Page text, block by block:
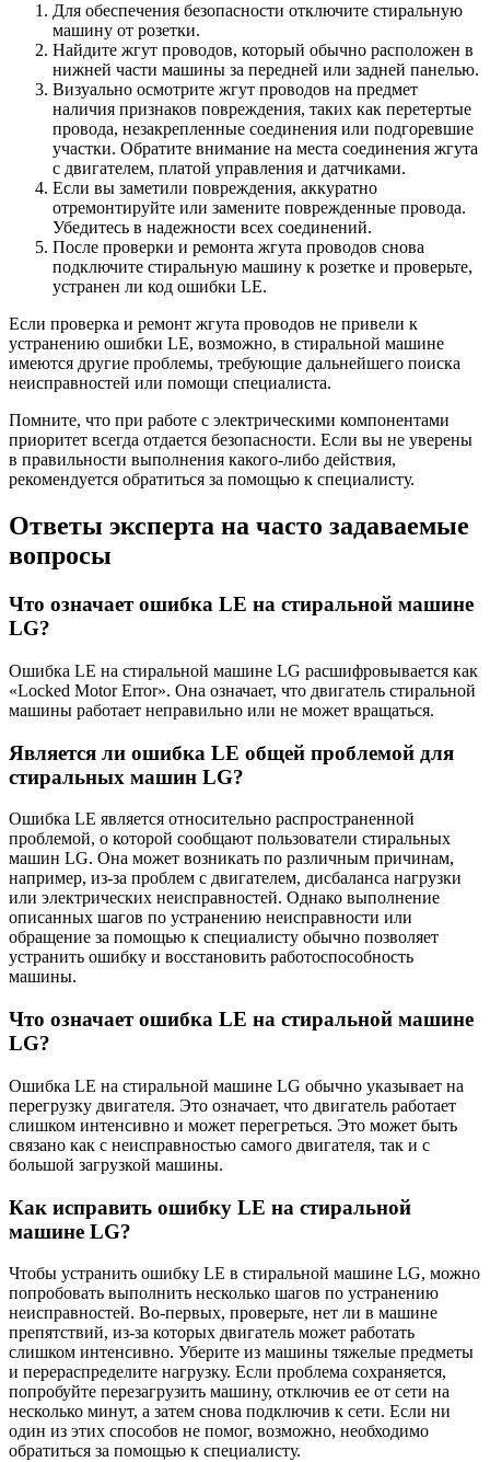
Для обеспечения безопасности отключите стиральную
машину от розетки.
Найдите жгут проводов, который обычно расположен в
нижней части машины за передней или задней панелью.
Визуально осмотрите жгут проводов на предмет
наличия признаков повреждения, таких как перетертые
провода, незакрепленные соединения или подгоревшие
участки. Обратите внимание на места соединения жгута
с двигателем, платой управления и датчиками.
Если вы заметили повреждения, аккуратно
отремонтируйте или замените поврежденные провода.
Убедитесь в надежности всех соединений.
После проверки и ремонта жгута проводов снова
подключите стиральную машину к розетке и проверьте,
устранен ли код ошибки LE.
Если проверка и ремонт жгута проводов не привели к
устранению ошибки LE, возможно, в стиральной машине
имеются другие проблемы, требующие дальнейшего поиска
неисправностей или помощи специалиста.
Помните, что при работе с электрическими компонентами
приоритет всегда отдается безопасности. Если вы не уверены
в правильности выполнения какого-либо действия,
рекомендуется обратиться за помощью к специалисту.
Ответы эксперта на часто задаваемые
вопросы
Что означает ошибка LE на стиральной машине
LG?
Ошибка LE на стиральной машине LG расшифровывается как
«Locked Motor Error». Она означает, что двигатель стиральной
машины работает неправильно или не может вращаться.
Является ли ошибка LE общей проблемой для
стиральных машин LG?
Ошибка LE является относительно распространенной
проблемой, о которой сообщают пользователи стиральных
машин LG. Она может возникать по различным причинам,
например, из-за проблем с двигателем, дисбаланса нагрузки
или электрических неисправностей. Однако выполнение
описанных шагов по устранению неисправности или
обращение за помощью к специалисту обычно позволяет
устранить ошибку и восстановить работоспособность
машины.
Что означает ошибка LE на стиральной машине
LG?
Ошибка LE на стиральной машине LG обычно указывает на
перегрузку двигателя. Это означает, что двигатель работает
слишком интенсивно и может перегреться. Это может быть
связано как с неисправностью самого двигателя, так и с
большой загрузкой машины.
Как исправить ошибку LE на стиральной
машине LG?
Чтобы устранить ошибку LE в стиральной машине LG, можно
попробовать выполнить несколько шагов по устранению
неисправностей. Во-первых, проверьте, нет ли в машине
препятствий, из-за которых двигатель может работать
слишком интенсивно. Уберите из машины тяжелые предметы
и перераспределите нагрузку. Если проблема сохраняется,
попробуйте перезагрузить машину, отключив ее от сети на
несколько минут, а затем снова подключив к сети. Если ни
один из этих способов не помог, возможно, необходимо
обратиться за помощью к специалисту.